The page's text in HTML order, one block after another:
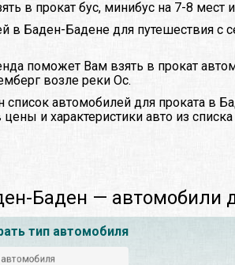
в прокат бус, минибус на 7-8 мест
в Баден-Бадене для путешествия с
поможет Вам взять в прокат
возле реки Ос.
список автомобилей для проката в
цены и характеристики авто из
Баден — автомобили
тип автомобиля